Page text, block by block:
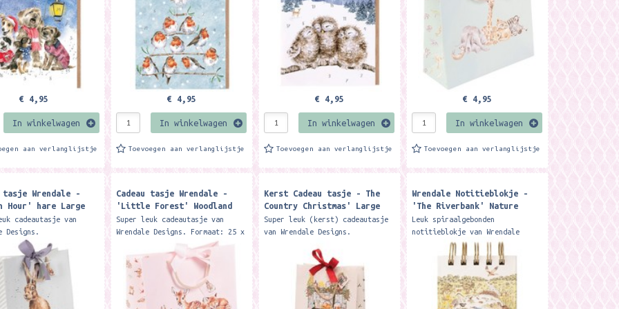
€ 4,95
In winkelwagen
aan verlanglijstje
more than...
€ 4,95
In winkelwagen
Toevoegen aan verlanglijstje
more than...
€ 4,95
In winkelwagen
Toevoegen aan verlanglijstje
€ 4,95
In winkelwagen
Toevoegen aan verlanglijstje
tasje Wrendale -
Hour' hare Large
cadeautasje van
Designs.
300mm x 250mm x
Package a gift perfectly
beautiful ribbon
Cadeau tasje Wrendale -
'Little Forest' Woodland
Animal Gift Bag
Super leuk cadeautasje van
Wrendale Designs. Formaat: 25 x
30 cm. This gorgeous Little
Forest gift bag compliments the
rest of the Little Wren...
Kerst Cadeau tasje - The
Country Christmas' Large
Dog and Cat Gift Bag
Super leuk (kerst) cadeautasje
van Wrendale Designs.
110mm. Our fabulously festive
ribbon tied large gift bag...
Wrendale Notitieblokje -
'The Riverbank' Nature
Field Notebook
Leuk spiraalgebonden
notitieblokje van Wrendale
Designs Met 100 blaadjes (1
kant blanco en 1 kant met
lijntjes) FormaatL ca 12 cm x 8
cm x 2,4...